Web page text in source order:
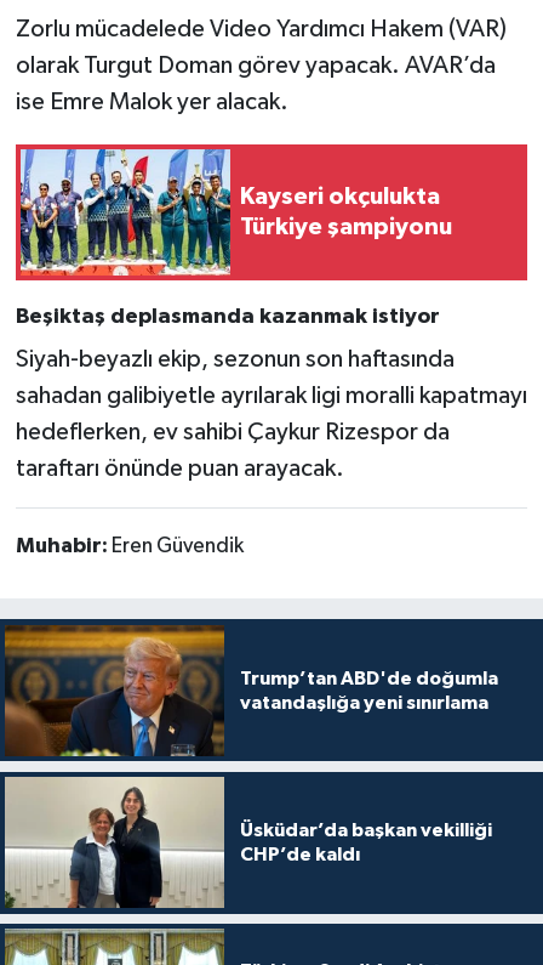
Zorlu mücadelede Video Yardımcı Hakem (VAR)
olarak Turgut Doman görev yapacak. AVAR’da
ise Emre Malok yer alacak.
Kayseri okçulukta
Türkiye şampiyonu
Beşiktaş deplasmanda kazanmak istiyor
Siyah-beyazlı ekip, sezonun son haftasında
sahadan galibiyetle ayrılarak ligi moralli kapatmayı
hedeflerken, ev sahibi Çaykur Rizespor da
taraftarı önünde puan arayacak.
Muhabir: Eren Güvendik
Trump’tan ABD'de doğumla
vatandaşlığa yeni sınırlama
Üsküdar’da başkan vekilliği
CHP’de kaldı